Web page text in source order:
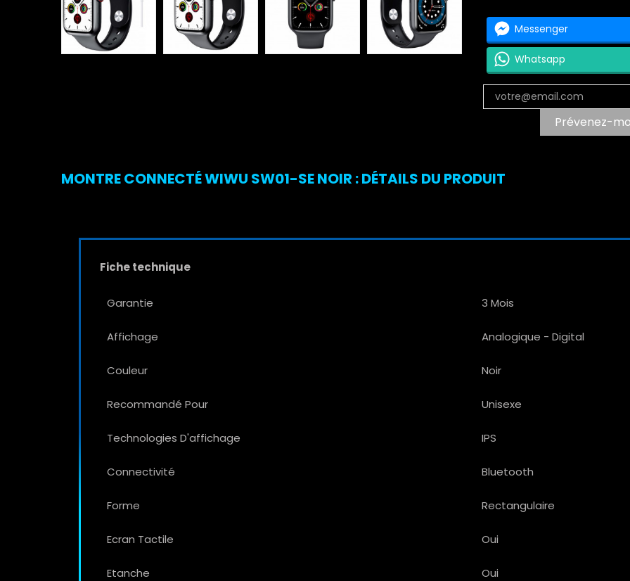
Messenger
Whatsapp
Prévenez-
MONTRE CONNECTÉ WIWU SW01-SE NOIR : DÉTAILS DU PRODUIT
Fiche technique
Garantie 3 Mois
Affichage Analogique - Digital
Couleur Noir
Recommandé Pour Unisexe
Technologies D'affichage IPS
Connectivité Bluetooth
Forme Rectangulaire
Ecran Tactile Oui
Etanche Oui